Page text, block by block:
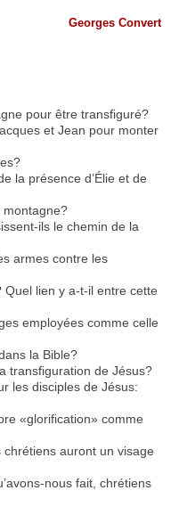
Georges Convert
pour être transfiguré?
et Jean pour monter
la présence d’Élie et de
montagne?
ils le chemin de la
armes contre les
Quel lien y a-t-il entre cette
employées comme celle
la Bible?
transfiguration de Jésus?
les disciples de Jésus:
«glorification» comme
auront un visage
nous fait, chrétiens